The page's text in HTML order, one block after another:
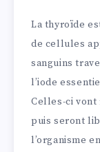
La thyroïde
de cellules
sanguins
l’iode
Celles-ci vont
puis seront
l’organisme